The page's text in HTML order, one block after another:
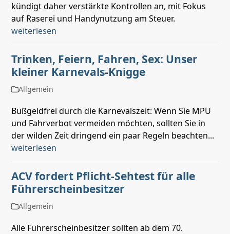
kündigt daher verstärkte Kontrollen an, mit Fokus
auf Raserei und Handynutzung am Steuer.
weiterlesen
Trinken, Feiern, Fahren, Sex: Unser
kleiner Karnevals-Knigge
Allgemein
Bußgeldfrei durch die Karnevalszeit: Wenn Sie MPU
und Fahrverbot vermeiden möchten, sollten Sie in
der wilden Zeit dringend ein paar Regeln beachten...
weiterlesen
ACV fordert Pflicht-Sehtest für alle
Führerscheinbesitzer
Allgemein
Alle Führerscheinbesitzer sollten ab dem 70.